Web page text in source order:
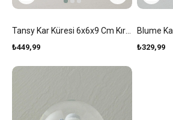
₺449,99
Blume
₺329,99